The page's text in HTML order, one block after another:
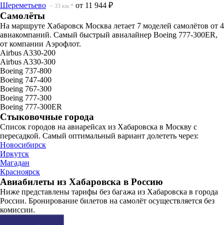
Шереметьево ~ 33 км.* от 11 944 ₽
Самолёты
На маршруте Хабаровск Москва летает 7 моделей самолётов от 4
авиакомпаний. Самый быстрый авиалайнер Boeing 777-300ER,
от компании Аэрофлот.
Airbus A330-200
Airbus A330-300
Boeing 737-800
Boeing 747-400
Boeing 767-300
Boeing 777-300
Boeing 777-300ER
Стыковочные города
Список городов на авиарейсах из Хабаровска в Москву с
пересадкой. Самый оптимальный вариант долететь через:
Новосибирск
Иркутск
Магадан
Красноярск
Авиабилеты из Хабаровска в Россию
Ниже представлены тарифы без багажа из Хабаровска в города
России. Бронирование билетов на самолёт осуществляется без
комиссии.